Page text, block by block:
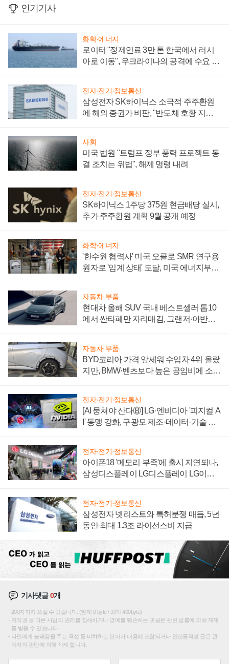
인기기사
화학·에너지
로이터 "정제연료 3만 톤 한국에서 러시
아로 이동", 우크라이나의 공격에 수요 늘
전자·전기·정보통신
삼성전자 SK하이닉스 소극적 주주환원
에 해외 증권가 비판, "반도체 호황 지속
사회
미국 법원 "트럼프 정부 풍력 프로젝트 동
결 조치는 위법", 해제 명령 내려
전자·전기·정보통신
SK하이닉스 1주당 375원 현금배당 실시,
추가 주주환원 계획 9월 공개 예정
화학·에너지
'한수원 협력사' 미국 오클로 SMR 연구용
원자로 '임계 상태' 도달, 미국 에너지부
자동차·부품
현대차 올해 SUV 국내 베스트셀러 톱10
에서 싼타페만 자리매김, 그랜저·아반떼
자동차·부품
BYD코리아 가격 앞세워 수입차 4위 올랐
지만, BMW·벤츠보다 높은 공임비에 소비
전자·전기·정보통신
[AI 뭉쳐야 산다⑧] LG·엔비디아 '피지컬 A
I' 동맹 강화, 구광모 제조·데이터·기술 결
전자·전기·정보통신
아이폰18 '메모리 부족'에 출시 지연되나,
삼성디스플레이 LG디스플레이 LG이노
전자·전기·정보통신
삼성전자 넷리스트와 특허분쟁 매듭, 5년
동안 최대 1.3조 라이선스비 지급
기사댓글0개
200자까지 쓰실 수 있습니다. (현재 0 byte / 최대 400byte)
저작권 등 다른 사람의 권리를 침해하거나 명예를 훼손하는 댓글은 관련 법률에 의해 제재
를 받을 수 있습니다.
타인에게 불쾌감을 주는 욕설 등 비하하는 단어가 내용에 포함되거나 인신공격성 글은 관
리자의 판단에 의해 삭제 합니다.